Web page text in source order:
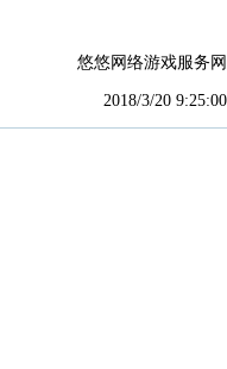
悠悠网络游戏服务网
2018/3/20 9:25:00